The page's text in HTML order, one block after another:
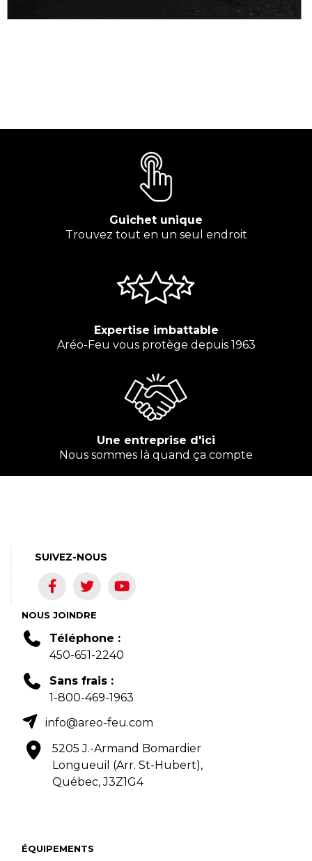
Guichet unique
Trouvez tout en un seul endroit
Expertise imbattable
Aréo-Feu vous protège depuis 1963
Une entreprise d'ici
Nous sommes là quand ça compte
ÉQUIPEMENTS
NOUS JOINDRE
Téléphone :
450-651-2240
Sans frais :
1-800-469-1963
info@areo-feu.com
5205 J.-Armand Bomardier
Longueuil (Arr. St-Hubert),
Québec, J3Z1G4
SUIVEZ-NOUS